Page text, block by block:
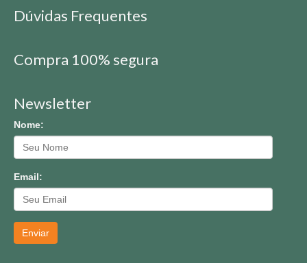
Dúvidas Frequentes
Compra 100% segura
Newsletter
Nome:
Email:
Enviar